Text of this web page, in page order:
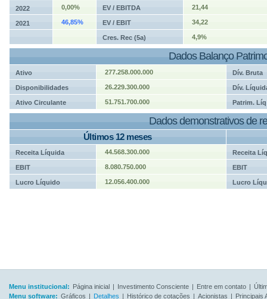
2022 0,00% EV / EBITDA 21,44
2021 46,85% EV / EBIT 34,22
Cres. Rec (5a) 4,9%
Dados Balanço
Ativo 277.258.000.000 Dív. Bruta
Disponibilidades 26.229.300.000 Dív.
Ativo Circulante 51.751.700.000 Patrim. Líq
Dados demonstrativos de
Últimos 12 meses
Receita Líquida 44.568.300.000 Receita
EBIT 8.080.750.000 EBIT
Lucro Líquido 12.056.400.000 Lucro
Menu institucional: Página inicial | Investimento Consciente | Entre em contato |
Menu software: Gráficos | Detalhes | Histórico de cotações | Acionistas | Principais